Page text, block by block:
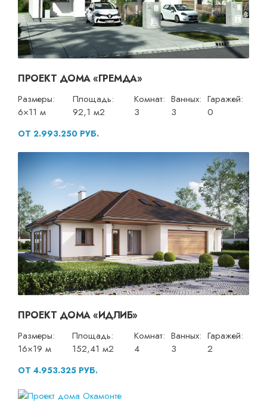
ПРОЕКТ ДОМА «ГРЕМДА»
Размеры:
6×11 м
Площадь:
92,1 м2
Комнат:
3
Ванных:
3
Гаражей:
0
ОТ 2.993.250 РУБ.
ПРОЕКТ ДОМА «ИДЛИБ»
Размеры:
16×19 м
Площадь:
152,41 м2
Комнат:
4
Ванных:
3
Гаражей:
2
ОТ 4.953.325 РУБ.